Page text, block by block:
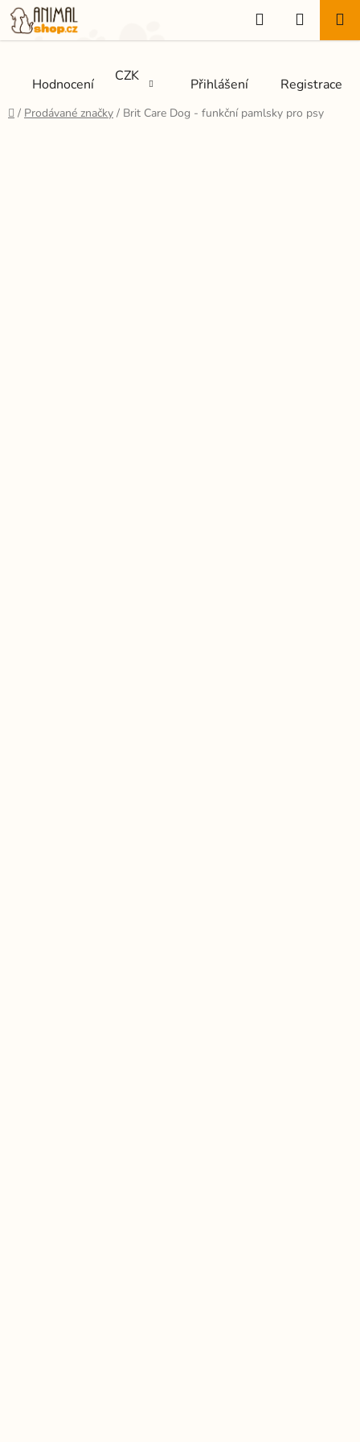
Přejít
na
obsah
Hodnocení CZK Přihlášení Registrace
Hledat
KOŠÍK
Domů
/ Prodávané značky / Brit Care Dog - funkční pamlsky pro psy